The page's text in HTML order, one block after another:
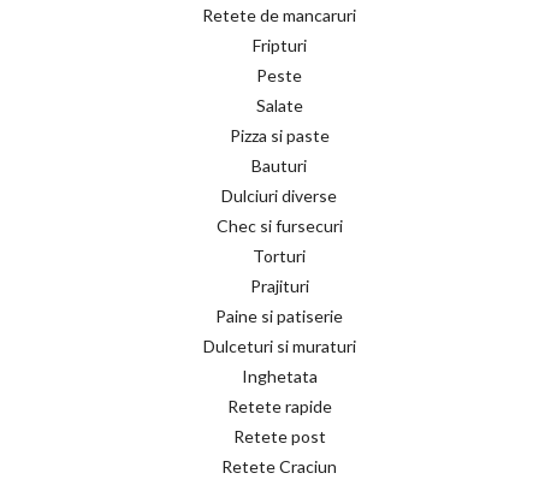
Retete de mancaruri
Fripturi
Peste
Salate
Pizza si paste
Bauturi
Dulciuri diverse
Chec si fursecuri
Torturi
Prajituri
Paine si patiserie
Dulceturi si muraturi
Inghetata
Retete rapide
Retete post
Retete Craciun